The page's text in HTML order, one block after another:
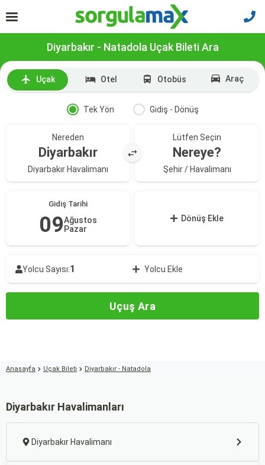
Diyarbakır - Natadola Uçak Bileti Ara
Uçak Otel Otobüs Araç
Tek Yön Gidiş - Dönüş
Nereden
Diyarbakır
Diyarbakır Havalimanı
Lütfen Seçin
Nereye?
Şehir / Havalimanı
Gidiş Tarihi
09Ağustos
Pazar
Dönüş Ekle
Yolcu Sayısı:1 Yolcu Ekle
Uçuş Ara
Anasayfa Uçak Bileti Diyarbakır - Natadola
Diyarbakır Havalimanları
Diyarbakır Havalimanı